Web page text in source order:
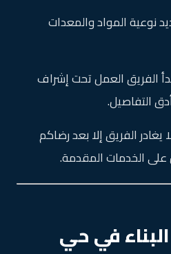
نوعية المواد والمعدات
الفريق العمل تحت إشراف
التفاصيل.
يغادر الفريق إلا بعد رضاكم
على الخدمات المقدمة.
في حي